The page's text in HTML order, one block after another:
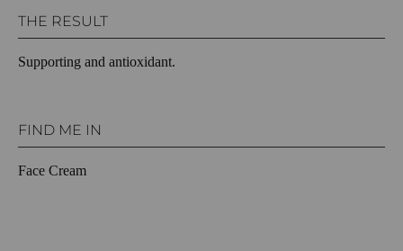
THE RESULT
Supporting and antioxidant.
FIND ME IN
Face Cream